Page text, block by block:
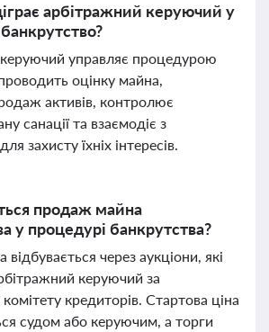
арбітражний керуючий у
управляє процедурою
оцінку майна,
активів, контролює
санації та взаємодіє з
захисту їхніх інтересів.
продаж майна
у процедурі банкрутства?
через аукціони, які
керуючий за
кредиторів. Стартова ціна
судом або керуючим, а торги